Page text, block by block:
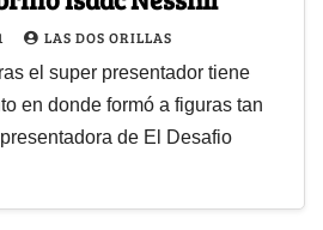
LAS DOS ORILLAS
el super presentador tiene
en donde formó a figuras tan
de El Desafio